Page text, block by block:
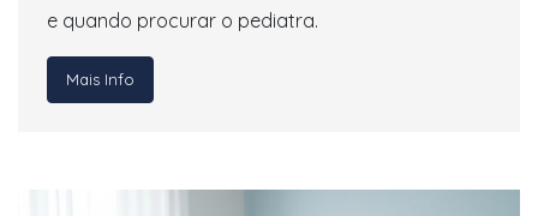
e quando procurar o pediatra.
Mais Info